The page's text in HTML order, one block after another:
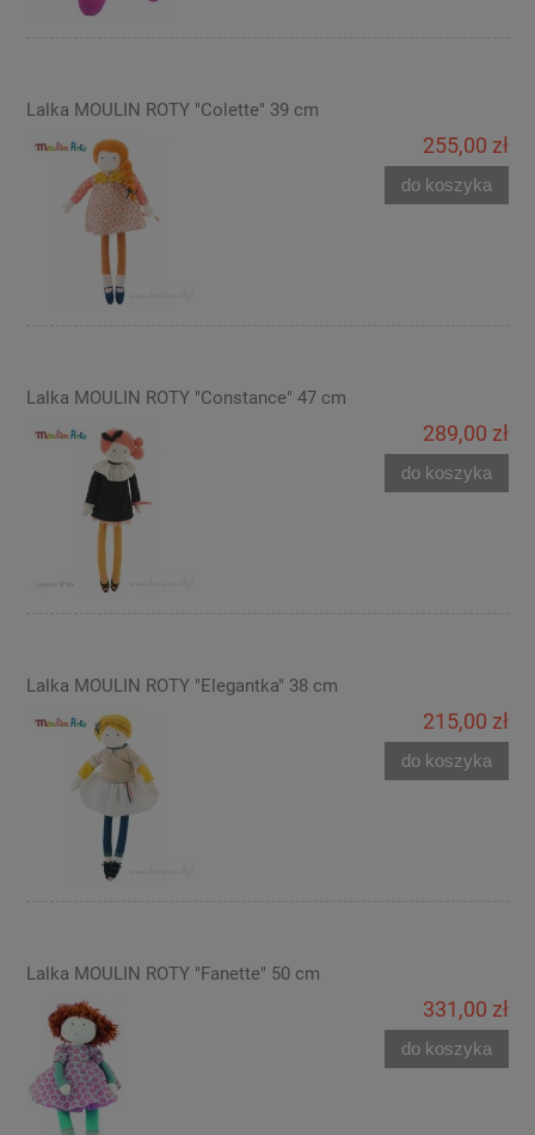
Lalka MOULIN ROTY "Colette" 39 cm
255,00 zł
do koszyka
Lalka MOULIN ROTY "Constance" 47 cm
289,00 zł
do koszyka
Lalka MOULIN ROTY "Elegantka" 38 cm
215,00 zł
do koszyka
Lalka MOULIN ROTY "Fanette" 50 cm
331,00 zł
do koszyka